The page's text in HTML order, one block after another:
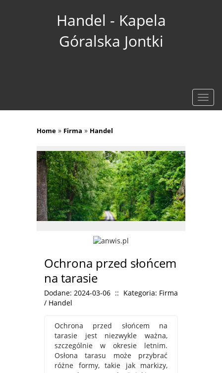
Handel - Kapela
Góralska Jontki
Home » Firma » Handel
Ochrona przed słońcem
na tarasie
Dodane: 2024-03-06 :: Kategoria: Firma
/ Handel
Ochrona przed słońcem na
tarasie jest niezwykle ważna,
szczególnie w okresie letnim.
Osłona tarasu może przybrać
różne formy, takie jak markizy,